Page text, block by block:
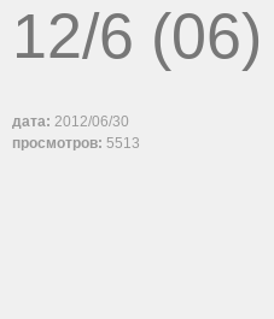
12/6 (06)
дата: 2012/06/30
просмотров: 5513